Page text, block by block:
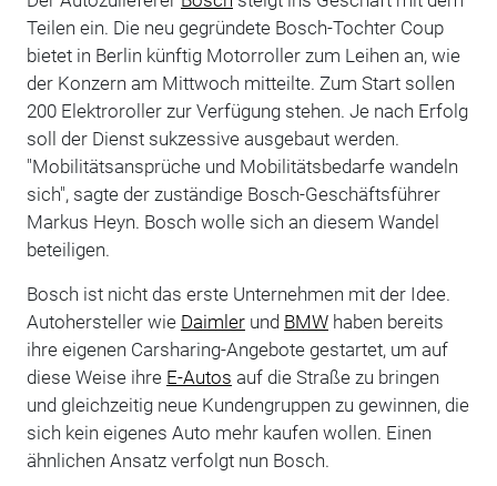
Teilen ein. Die neu gegründete Bosch-Tochter Coup
bietet in Berlin künftig Motorroller zum Leihen an, wie
der Konzern am Mittwoch mitteilte. Zum Start sollen
200 Elektroroller zur Verfügung stehen. Je nach Erfolg
soll der Dienst sukzessive ausgebaut werden.
"Mobilitätsansprüche und Mobilitätsbedarfe wandeln
sich", sagte der zuständige Bosch-Geschäftsführer
Markus Heyn. Bosch wolle sich an diesem Wandel
beteiligen.
Bosch ist nicht das erste Unternehmen mit der Idee.
Autohersteller wie Daimlerund BMWhaben bereits
ihre eigenen Carsharing-Angebote gestartet, um auf
diese Weise ihre E-Autos auf die Straße zu bringen
und gleichzeitig neue Kundengruppen zu gewinnen, die
sich kein eigenes Auto mehr kaufen wollen. Einen
ähnlichen Ansatz verfolgt nun Bosch.